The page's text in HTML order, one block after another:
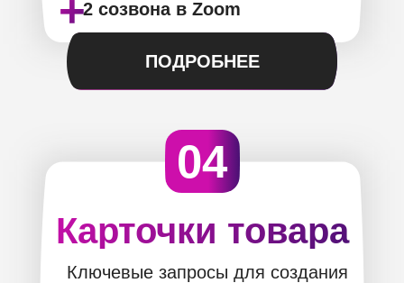
ПОДРОБНЕЕ
+2 созвона в Zoom
04
Карточки товара
Ключевые запросы для создания